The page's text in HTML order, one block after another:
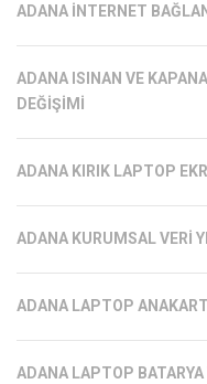
ADANA İNTERNET
ADANA ISINAN VE
DEĞIŞIMI
ADANA KIRIK LAPTOP
ADANA KURUMSAL VERI
ADANA LAPTOP
ADANA LAPTOP BATARYA